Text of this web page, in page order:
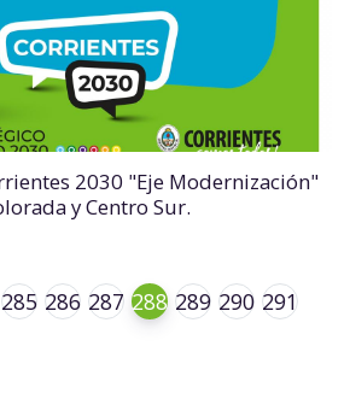
2030 "Eje Modernización"
y Centro Sur.
285 286 287 288 289 290 291